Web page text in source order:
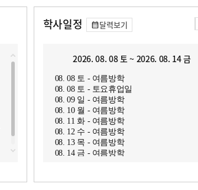
학사일정 달력보기
2026. 08. 08 토 ~ 2026. 08. 14 금
08. 08 토 - 여름방학
08. 08 토 - 토요휴업일
08. 09 일 - 여름방학
08. 10 월 - 여름방학
08. 11 화 - 여름방학
08. 12 수 - 여름방학
08. 13 목 - 여름방학
08. 14 금 - 여름방학